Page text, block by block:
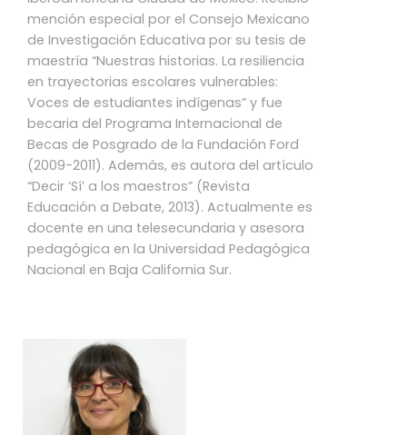
mención especial por el Consejo Mexicano
de Investigación Educativa por su tesis de
maestría “Nuestras historias. La resiliencia
en trayectorias escolares vulnerables:
Voces de estudiantes indígenas” y fue
becaria del Programa Internacional de
Becas de Posgrado de la Fundación Ford
(2009-2011). Además, es autora del artículo
“Decir ‘Sí’ a los maestros” (Revista
Educación a Debate, 2013). Actualmente es
docente en una telesecundaria y asesora
pedagógica en la Universidad Pedagógica
Nacional en Baja California Sur.